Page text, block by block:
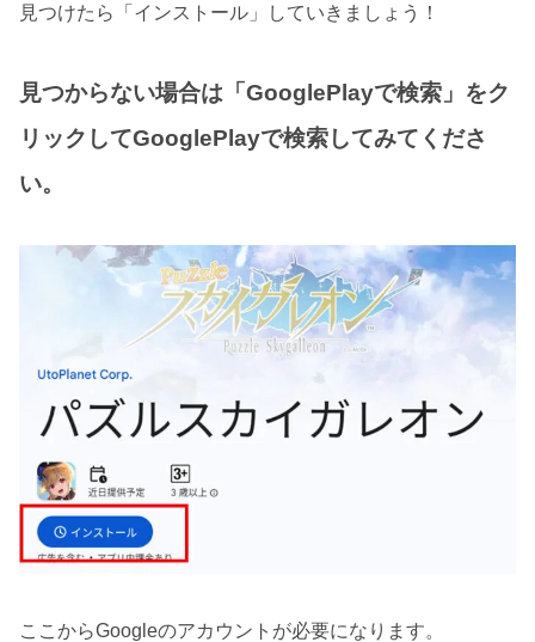
見つけたら「インストール」していきましょう！
見つからない場合は「GooglePlayで検索」をク
リックしてGooglePlayで検索してみてくださ
い。
ここからGoogleのアカウントが必要になります。